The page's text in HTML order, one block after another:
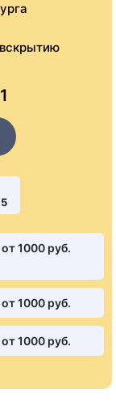
5
от 1000 pуб.
от 1000 pуб.
от 1000 pуб.